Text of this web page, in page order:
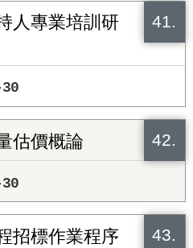
41.
人專業培訓研
42.
估價概論
43.
招標作業程序